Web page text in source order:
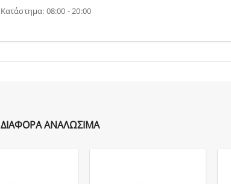
Κατάστημα: 08:00 - 20:00
ΔΙΑΦΟΡΑ ΑΝΑΛΩΣΙΜΑ